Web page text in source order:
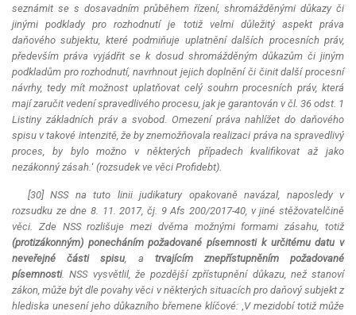
seznámit se s dosavadním průběhem řízení, shromážděnými důkazy či
jinými podklady pro rozhodnutí je totiž velmi důležitý aspekt práva
daňového subjektu, které podmiňuje uplatnění dalších procesních práv,
především práva vyjádřit se k dosud shromážděným důkazům či jiným
podkladům pro rozhodnutí, navrhnout jejich doplnění či činit další procesní
návrhy, tedy mít možnost uplatňovat celý souhrn procesních práv, která
mají zaručit vedení spravedlivého procesu, jak je garantován v čl. 36 odst. 1
Listiny základních práv a svobod. Omezení práva nahlížet do daňového
spisu v takové intenzitě, že by znemožňovala realizaci práva na spravedlivý
proces, by bylo možno v některých případech kvalifikovat až jako
nezákonný zásah.‘ (rozsudek ve věci Profidebt).
[30] NSS na tuto linii judikatury opakovaně navázal, naposledy v
rozsudku ze dne 8. 11. 2017, čj. 9 Afs 200/2017-40, v jiné stěžovatelčině
věci. Zde NSS rozlišuje mezi dvěma možnými formami zásahu, totiž
(protizákonným) ponecháním požadované písemnosti k určitému datu v
neveřejné části spisu, a trvajícím znepřístupněním požadované
písemnosti. NSS vysvětlil, že pozdější zpřístupnění důkazu, než stanoví
zákon, může být dle povahy věci v některých situacích pro daňový subjekt z
hlediska unesení jeho důkazního břemene klíčové: ‚V mezidobí totiž může